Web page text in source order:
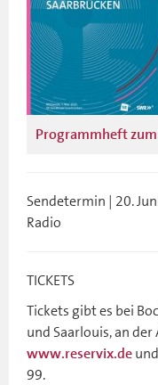
Programmheft
Sendetermin | 20.
Radio
TICKETS
Tickets gibt es bei
und Saarlouis, an
www.reservix.de
99.